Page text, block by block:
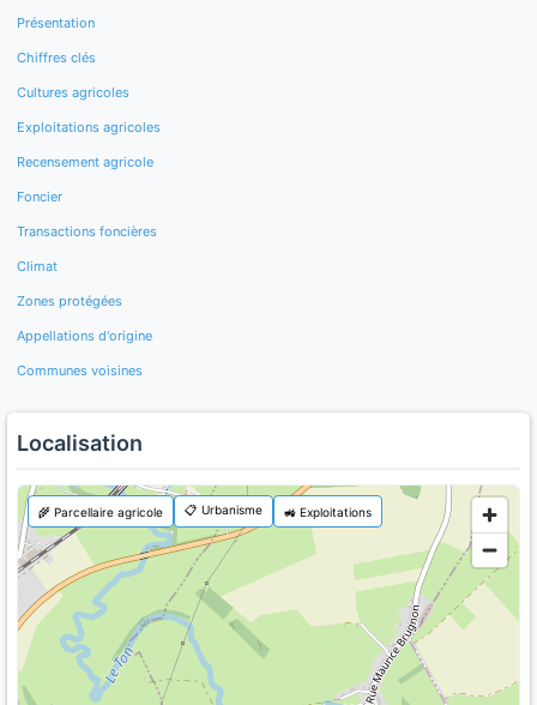
Présentation
Chiffres clés
Cultures agricoles
Exploitations agricoles
Recensement agricole
Foncier
Transactions foncières
Climat
Zones protégées
Appellations d'origine
Communes voisines
Localisation
🌾 Parcellaire agricole 📋 Urbanisme 🚜 Exploitations